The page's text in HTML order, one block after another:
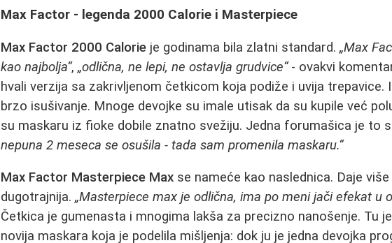
Max Factor - legenda 2000 Calorie i Masterpiece
Max Factor 2000 Calorie je godinama bila zlatni standard.„Max
kao najbolja“,„odlična, ne lepi, ne ostavlja grudvice“- ovakvi
hvali verzija sa zakrivljenom četkicom koja podiže i uvija trepavice.
brzo isušivanje. Mnoge devojke su imale utisak da su kupile već
su maskaru iz fioke dobile znatno svežiju. Jedna forumašica je to
nepuna 2 meseca se osušila - tada sam promenila maskaru.“
Max Factor Masterpiece Max se nameće kao naslednica. Daje
dugotrajnija.„Masterpiece max je odlična, ima po meni jači efekat u
Četkica je gumenasta i mnogima lakša za precizno nanošenje. Tu
novija maskara koja je podelila mišljenja: dok ju je jedna devojka